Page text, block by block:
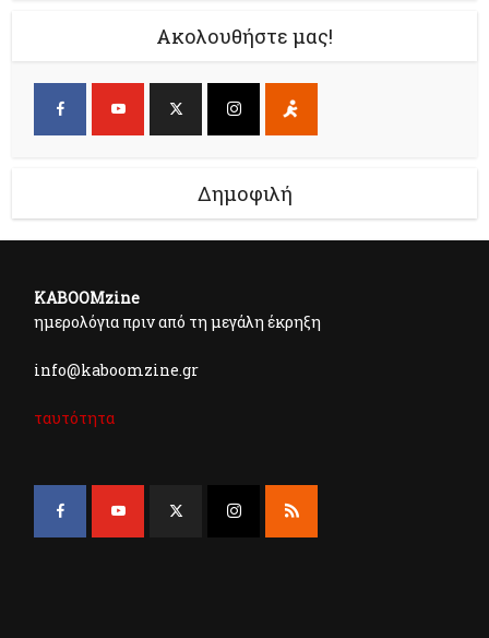
Ακολουθήστε μας!
Δημοφιλή
KABOOMzine
ημερολόγια πριν από τη μεγάλη έκρηξη
info@kaboomzine.gr
ταυτότητα